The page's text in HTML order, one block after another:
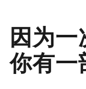
因为
你有一